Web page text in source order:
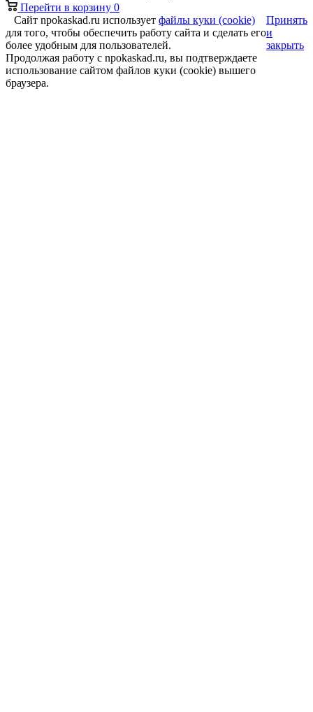
Перейти в корзину 0
Сайт npokaskad.ru использует файлы куки (cookie)
для того, чтобы обеспечить работу сайта и сделать его
более удобным для пользователей.
Продолжая работу с npokaskad.ru, вы подтверждаете
использование сайтом файлов куки (cookie) вышего
браузера.
Принять
и
закрыть